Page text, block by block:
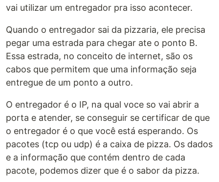
vai utilizar um entregador pra isso acontecer.
Quando o entregador sai da pizzaria, ele precisa
pegar uma estrada para chegar ate o ponto B.
Essa estrada, no conceito de internet, são os
cabos que permitem que uma informação seja
entregue de um ponto a outro.
O entregador é o IP, na qual voce so vai abrir a
porta e atender, se conseguir se certificar de que
o entregador é o que você está esperando. Os
pacotes (tcp ou udp) é a caixa de pizza. Os dados
e a informação que contém dentro de cada
pacote, podemos dizer que é o sabor da pizza.